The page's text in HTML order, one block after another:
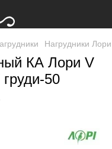
Нагрудники Лори
КА Лори V
50